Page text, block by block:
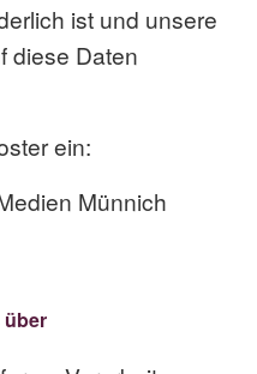
ist und unsere
diese Daten
ein:
Münnich
über